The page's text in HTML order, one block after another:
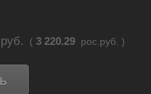
руб. ( 3 220.29 рос.руб. )